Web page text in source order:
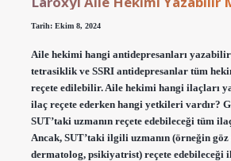
Tarih: Ekim 8, 2024
Aile hekimi hangi antidepresanları
tetrasiklik ve SSRI antidepresanlar tüm
reçete edilebilir. Aile hekimi hangi ilaçları
ilaç reçete ederken hangi yetkileri vardır?
SUT’taki uzmanın reçete edebileceği tüm
Ancak, SUT’taki ilgili uzmanın (örneğin
dermatolog, psikiyatrist) reçete edebileceği